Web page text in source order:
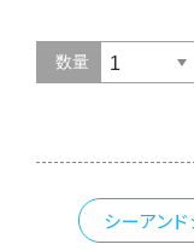
数量
シーアン